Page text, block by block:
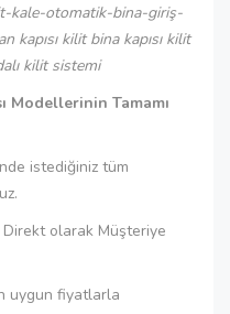
kale-otomatik-bina-giriş-
kapısı kilit bina kapısı kilit
kilit sistemi
Modellerinin Tamamı
istediğiniz tüm
Direkt olarak Müşteriye
uygun fiyatlarla